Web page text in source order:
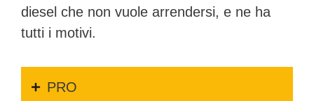
diesel che non vuole arrendersi, e ne ha
tutti i motivi.
PRO